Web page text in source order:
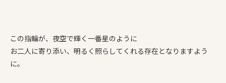
この指輪が、夜空で輝く一番星のように
お二人に寄り添い、明るく照らしてくれる存在となりますよう
に。